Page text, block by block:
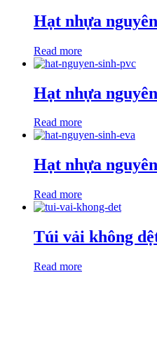
Hạt nhựa
Read more
Hạt nhựa
Read more
Hạt nhựa
Read more
Túi vải không
Read more